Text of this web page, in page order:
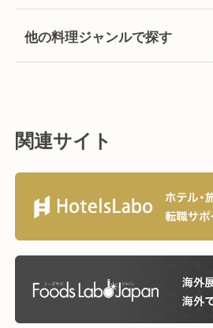
他の料理ジャンルで探す
関連サイト